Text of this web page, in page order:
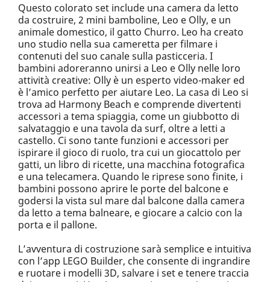
Questo colorato set include una camera da letto
da costruire, 2 mini bamboline, Leo e Olly, e un
animale domestico, il gatto Churro. Leo ha creato
uno studio nella sua cameretta per filmare i
contenuti del suo canale sulla pasticceria. I
bambini adoreranno unirsi a Leo e Olly nelle loro
attività creative: Olly è un esperto video-maker ed
è l’amico perfetto per aiutare Leo. La casa di Leo si
trova ad Harmony Beach e comprende divertenti
accessori a tema spiaggia, come un giubbotto di
salvataggio e una tavola da surf, oltre a letti a
castello. Ci sono tante funzioni e accessori per
ispirare il gioco di ruolo, tra cui un giocattolo per
gatti, un libro di ricette, una macchina fotografica
e una telecamera. Quando le riprese sono finite, i
bambini possono aprire le porte del balcone e
godersi la vista sul mare dal balcone dalla camera
da letto a tema balneare, e giocare a calcio con la
porta e il pallone.
L’avventura di costruzione sarà semplice e intuitiva
con l’app LEGO Builder, che consente di ingrandire
e ruotare i modelli 3D, salvare i set e tenere traccia